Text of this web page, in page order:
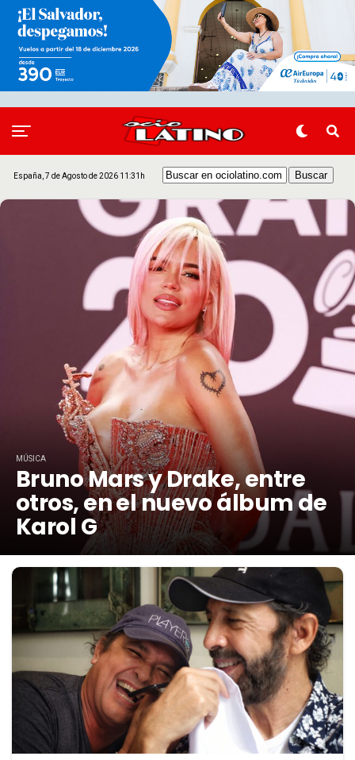
España, 7 de Agosto de 2026 11:31h
MÚSICA
Bruno Mars y Drake, entre
otros, en el nuevo álbum de
Karol G